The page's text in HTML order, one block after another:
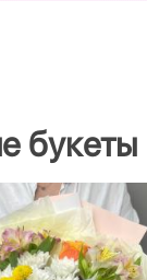
букеты